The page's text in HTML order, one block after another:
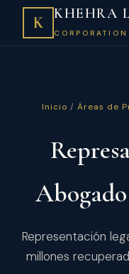
K KHEHRA
CORPORATION
Inicio / Áreas de
Representación
millones